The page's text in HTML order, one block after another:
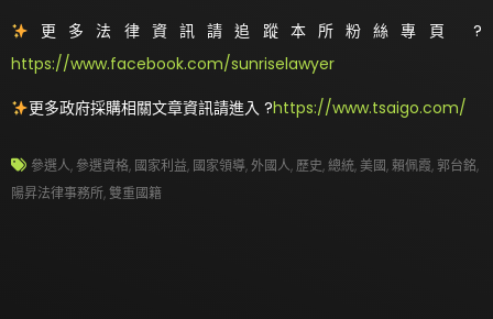
更多法律資訊請追蹤本所粉絲專頁 ?
https://www.facebook.com/sunriselawyer
更多政府採購相關文章資訊請進入 ?https://www.tsaigo.com/
參選人,參選資格, 國家利益, 國家領導,外國人,歷史,總統,美國,賴佩霞,郭台銘,
陽昇法律事務所,雙重國籍